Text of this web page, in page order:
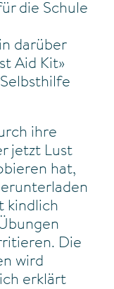
die Schule
darüber
Aid Kit»
ihre
jetzt Lust
hat,
kindlich
Die
wird
erklärt